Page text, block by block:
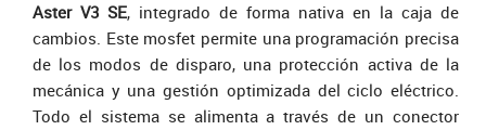
Aster V3 SE, integrado de forma nativa en la caja de
cambios. Este mosfet permite una programación precisa
de los modos de disparo, una protección activa de la
mecánica y una gestión optimizada del ciclo eléctrico.
Todo el sistema se alimenta a través de un conector